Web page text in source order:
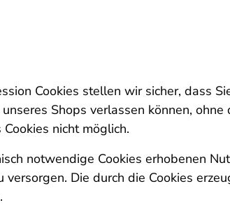
Cookies stellen wir sicher, dass
Shops verlassen können,
nicht möglich.
notwendige Cookies erhobenen
versorgen. Die durch die Cookies